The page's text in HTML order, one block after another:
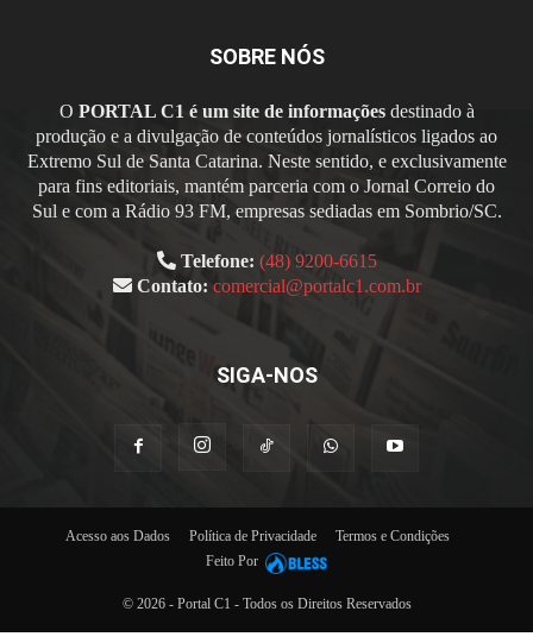
SOBRE NÓS
O PORTAL C1 é um site de informaçõesdestinado à
produção e a divulgação de conteúdos jornalísticos ligados ao
Extremo Sul de Santa Catarina. Neste sentido, e exclusivamente
para fins editoriais, mantém parceria com o Jornal Correio do
Sul e com a Rádio 93 FM, empresas sediadas em Sombrio/SC.
Telefone: (48) 9200-6615
Contato: comercial@portalc1.com.br
SIGA-NOS
Acesso aos Dados Política de Privacidade
Termos e Condições
Feito Por
© 2026 - Portal C1 - Todos os Direitos Reservados